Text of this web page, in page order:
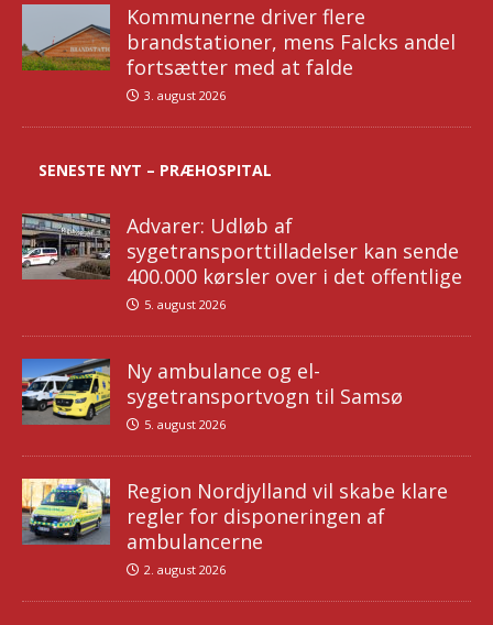
Kommunerne driver flere
brandstationer, mens Falcks andel
fortsætter med at falde
3. august 2026
SENESTE NYT – PRÆHOSPITAL
Advarer: Udløb af
sygetransporttilladelser kan sende
400.000 kørsler over i det offentlige
5. august 2026
Ny ambulance og el-
sygetransportvogn til Samsø
5. august 2026
Region Nordjylland vil skabe klare
regler for disponeringen af
ambulancerne
2. august 2026